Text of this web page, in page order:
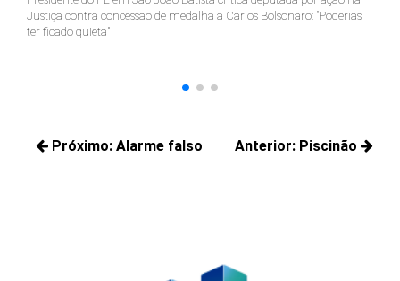
Justiça contra concessão de medalha a Carlos Bolsonaro: "Poderias
ter ficado quieta"
Navegação
Anterior: Piscinão
Próximo: Alarme falso